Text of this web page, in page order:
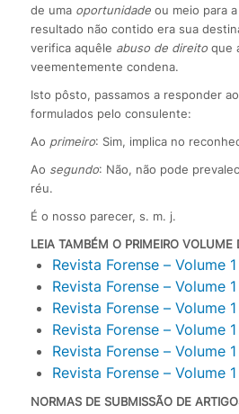
de uma oportunidadeou meio para
resultado não contido era sua
verifica aquêle abuso de direitoque
veementemente condena.
Isto pôsto, passamos a responder
formulados pelo consulente:
Ao primeiro: Sim, implica no
Ao segundo: Não, não pode
réu.
É o nosso parecer, s. m. j.
LEIA TAMBÉM O PRIMEIRO VOLUME
Revista Forense – Volume
Revista Forense – Volume
Revista Forense – Volume
Revista Forense – Volume
Revista Forense – Volume
Revista Forense – Volume
NORMAS DE SUBMISSÃO DE